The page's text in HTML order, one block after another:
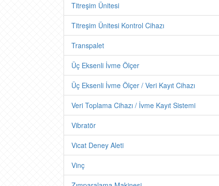
Titreşim Ünitesi
Titreşim Ünitesi Kontrol Cihazı
Transpalet
Üç Eksenli İvme Ölçer
Üç Eksenli İvme Ölçer / Veri Kayıt Cihazı
Veri Toplama Cihazı / İvme Kayıt Sistemi
Vibratör
Vicat Deney Aleti
Vinç